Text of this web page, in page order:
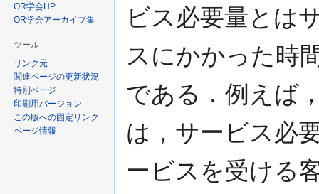
移
動
ビス必要量とは
スにかかった時
である．例えば
は，サービス必
ービスを受ける
OR学会HP
OR学会アーカイブ集
ツール
リンク元
関連ページの更新状況
特別ページ
印刷用バージョン
この版への固定リンク
ページ情報